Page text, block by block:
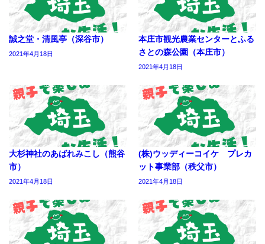
誠之堂・清風亭（深谷市）
2021年4月18日
本庄市観光農業センターとふる
さとの森公園（本庄市）
2021年4月18日
大杉神社のあばれみこし（熊谷
市）
2021年4月18日
(株)ウッディーコイケ プレカ
ット事業部（秩父市）
2021年4月18日